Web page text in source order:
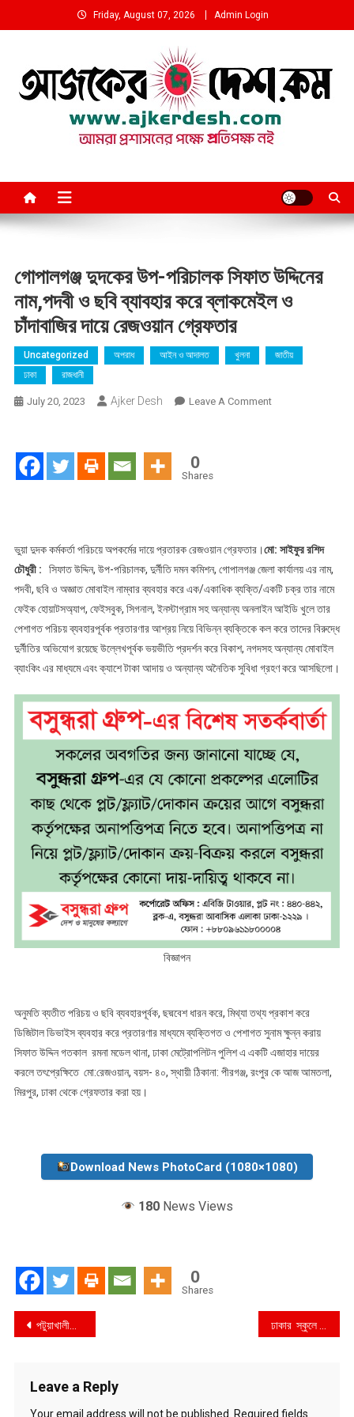
to
Friday, August 07, 2026 Admin Login
গোপালগঞ্জ দুদকের উপ-পরিচালক সিফাত উদ্দিনের
নাম,পদবী ও ছবি ব্যাবহার করে ব্লাকমেইল ও
চাঁদাবাজির দায়ে রেজওয়ান গ্রেফতার
Uncategorized অপরাধ আইন ও আদালত খুলনা
জাতীয়
ঢাকা
রাজধানী
July 20, 2023 Ajker Desh Leave A CommentOn
ও
ছবি
ব্যাবহার
ব্লাকমেইল
চাঁদাবাজির
দায়ে
রেজওয়ান
গ্রেফতার
0
Shares
ভুয়া দুদক কর্মকর্তা পরিচয়ে অপকর্মের দায়ে প্রতারক রেজওয়ান গ্রেফতার।মো: সাইফুর রশিদ
চৌধুরী : সিফাত উদ্দিন, উপ-পরিচালক, দুর্নীতি দমন কমিশন, গোপালগঞ্জ জেলা কার্যালয় এর নাম,
পদবী, ছবি ও অজ্ঞাত মোবাইল নাম্বার ব্যবহার করে এক/একাধিক ব্যক্তি/একটি চক্র তার নামে
ফেইক হোয়াটসঅ্যাপ, ফেইসবুক, সিগনাল, ইনস্টাগ্রাম সহ অন্যান্য অনলাইন আইডি খুলে তার
পেশাগত পরিচয় ব্যবহারপূর্বক প্রতারণার আশ্রয় নিয়ে বিভিন্ন ব্যক্তিকে কল করে তাদের বিরুদ্ধে
দুর্নীতির অভিযোগ রয়েছে উল্লেখপূর্বক ভয়ভীতি প্রদর্শন করে বিকাশ, নগদসহ অন্যান্য মোবাইল
ব্যাংকিং এর মাধ্যমে এবং ক্যাশে টাকা আদায় ও অন্যান্য অনৈতিক সুবিধা গ্রহণ করে আসছিলো।
বিজ্ঞাপন
অনুমতি ব্যতীত পরিচয় ও ছবি ব্যবহারপূর্বক, ছদ্মবেশ ধারন করে, মিথ্যা তথ্য প্রকাশ করে
ডিজিটাল ডিভাইস ব্যবহার করে প্রতারণার মাধ্যমে ব্যক্তিগত ও পেশাগত সুনাম ক্ষুন্ন করায়
সিফাত উদ্দিন গতকাল রমনা মডেল থানা, ঢাকা মেট্রোপলিটন পুলিশ এ একটি এজাহার দায়ের
করলে তৎপ্রেক্ষিতে মো:রেজওয়ান, বয়স- ৪০, স্থায়ী ঠিকানা: পীরগঞ্জ, রংপুর কে আজ আমতলা,
মিরপুর, ঢাকা থেকে গ্রেফতার করা হয়।
Download News PhotoCard (1080×1080)
180 News Views
0
Shares
Post
পটুয়াখালীতে এলজিইডির ব্রিজ নির্মনে ঠিকাদারি প্রতিষ্ঠানের গাফিলতি এবং এলজিইডি প্রধান কার্যালয়ের নিয়োগ কমিটির বিরুদ্ধে দুদকের অভিযান ঢাকার স্কুলে স্কুলে ডেঙ্গু বিরোধী প্রচারাভিযানে ডিএনসিসি মেয়র মোঃ আতিকুল ইসলাম
Leave a Reply
Your email address will not be published. Required fields